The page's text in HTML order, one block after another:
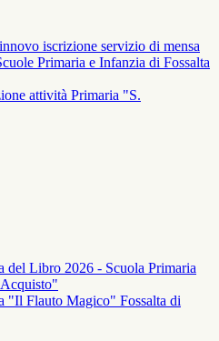
iscrizione servizio di mensa
Primaria e Infanzia di Fossalta
attività Primaria "S.
del Libro 2026 - Scuola Primaria
"Il Flauto Magico" Fossalta di